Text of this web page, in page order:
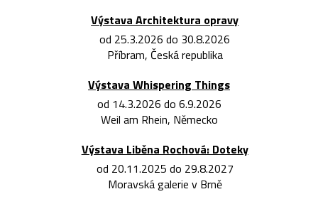
Výstava Architektura opravy
od 25.3.2026 do 30.8.2026
Příbram, Česká republika
Výstava Whispering Things
od 14.3.2026 do 6.9.2026
Weil am Rhein, Německo
Výstava Liběna Rochová: Doteky
od 20.11.2025 do 29.8.2027
Moravská galerie v Brně